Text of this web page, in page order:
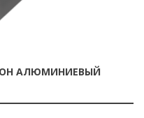
АЛЮМИНИЕВЫЙ